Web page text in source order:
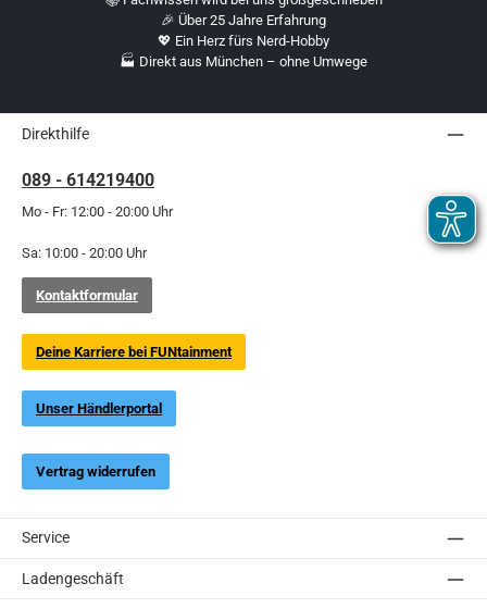
🎉 Über 25 Jahre Erfahrung
💖 Ein Herz fürs Nerd-Hobby
🏭 Direkt aus München – ohne Umwege
Direkthilfe
089 - 614219400
Mo - Fr: 12:00 - 20:00 Uhr
Sa: 10:00 - 20:00 Uhr
Kontaktformular
Deine Karriere bei FUNtainment
Unser Händlerportal
Vertrag widerrufen
Service
Ladengeschäft